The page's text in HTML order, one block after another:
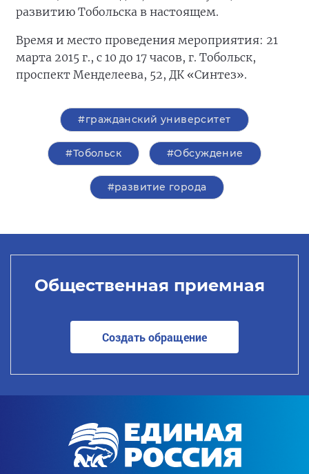
развитию Тобольска в настоящем.
Время и место проведения мероприятия: 21
марта 2015 г., с 10 до 17 часов, г. Тобольск,
проспект Менделеева, 52, ДК «Синтез».
#гражданский университет
#Тобольск #Обсуждение
#развитие города
Общественная приемная
Создать обращение